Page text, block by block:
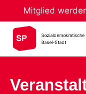
Mitglied
Sozialdemokratische
Basel-Stadt